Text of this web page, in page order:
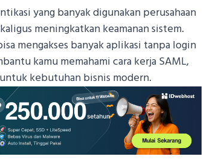
yang banyak digunakan perusahaan
meningkatkan keamanan sistem.
mengakses banyak aplikasi tanpa login
kamu memahami cara kerja SAML,
kebutuhan bisnis modern.